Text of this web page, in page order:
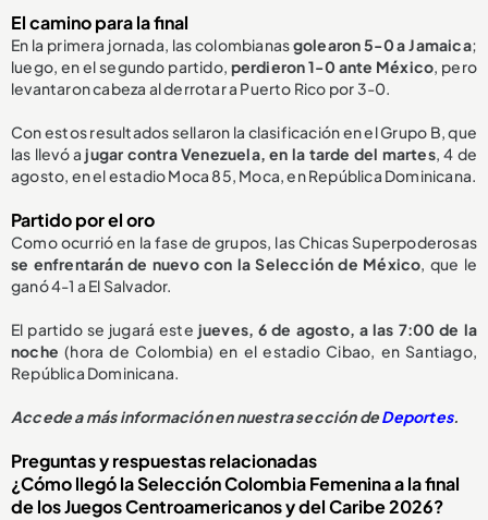
El camino para la final
En la primera jornada, las colombianasgolearon 5-0 a Jamaica;
luego, en el segundo partido, perdieron 1-0 ante México, pero
levantaron cabeza al derrotar a Puerto Rico por 3-0.
Con estos resultados sellaron la clasificación en el Grupo B, que
las llevó ajugar contra Venezuela, en la tarde del martes, 4 de
agosto, en el estadio Moca 85, Moca, en República Dominicana.
Partido por el oro
Como ocurrió en la fase de grupos, las Chicas Superpoderosas
se enfrentarán de nuevo con la Selección de México, que le
ganó 4-1 a El Salvador.
El partido se jugará este jueves, 6 de agosto, a las 7:00 de la
noche (hora de Colombia) en el estadio Cibao, en Santiago,
República Dominicana.
Accede a más información en nuestra sección deDeportes.
Preguntas y respuestas relacionadas
¿Cómo llegó la Selección Colombia Femenina a la final
de los Juegos Centroamericanos y del Caribe 2026?